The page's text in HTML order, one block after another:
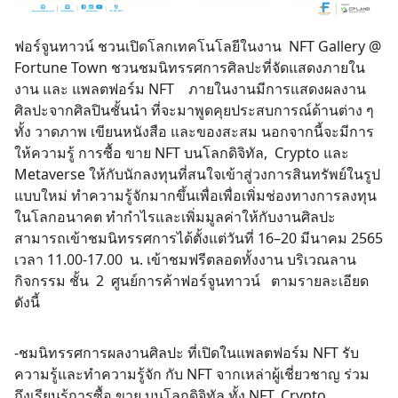
ฟอร์จูนทาวน์ ชวนเปิดโลกเทคโนโลยีในงาน NFT Gallery @
Fortune Town ชวนชมนิทรรศการศิลปะที่จัดแสดงภายใน
งาน และ แพลตฟอร์ม NFT ภายในงานมีการแสดงผลงาน
ศิลปะจากศิลปินชั้นนำ ที่จะมาพูดคุยประสบการณ์ด้านต่าง ๆ
ทั้ง วาดภาพ เขียนหนังสือ และของสะสม นอกจากนี้จะมีการ
ให้ความรู้ การซื้อ ขาย NFT บนโลกดิจิทัล, Crypto และ
Metaverse ให้กับนักลงทุนที่สนใจเข้าสู่วงการสินทรัพย์ในรูป
แบบใหม่ ทำความรู้จักมากขึ้นเพื่อเพื่อเพิ่มช่องทางการลงทุน
ในโลกอนาคต ทำกำไรและเพิ่มมูลค่าให้กับงานศิลปะ
สามารถเข้าชมนิทรรศการได้ตั้งแต่วันที่ 16–20 มีนาคม 2565
เวลา 11.00-17.00 น. เข้าชมฟรีตลอดทั้งงาน บริเวณลาน
กิจกรรม ชั้น 2 ศูนย์การค้าฟอร์จูนทาวน์ ตามรายละเอียด
ดังนี้
-ชมนิทรรศการผลงานศิลปะ ที่เปิดในแพลตฟอร์ม NFT รับ
ความรู้และทำความรู้จัก กับ NFT จากเหล่าผู้เชี่ยวชาญ ร่วม